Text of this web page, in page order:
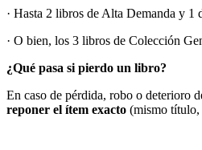
· Hasta 2 libros de Alta Demanda y 1
· O bien, los 3 libros de Colección
¿Qué pasa si pierdo un libro?
En caso de pérdida, robo o deterioro
reponer el ítem exacto (mismo